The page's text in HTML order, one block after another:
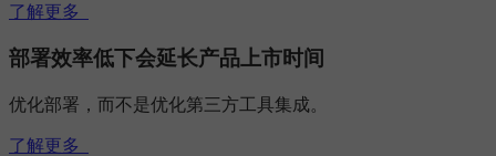
了解更多
部署效率低下会延长产品上市时间
优化部署，而不是优化第三方工具集成。
了解更多